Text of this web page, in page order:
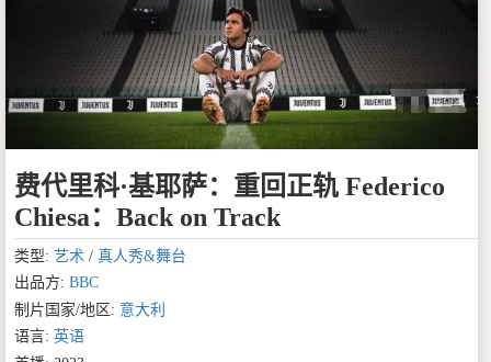
费代里科·基耶萨：重回正轨 Federico
Chiesa：Back on Track
类型: 艺术 / 真人秀&舞台
出品方: BBC
制片国家/地区: 意大利
语言: 英语